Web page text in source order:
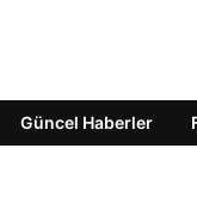
Güncel Haberler